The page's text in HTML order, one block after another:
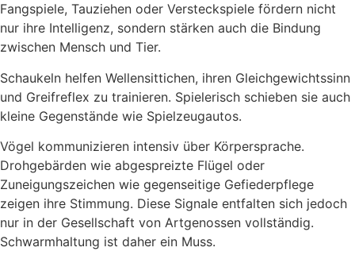
Fangspiele, Tauziehen oder Versteckspiele fördern nicht
nur ihre Intelligenz, sondern stärken auch die Bindung
zwischen Mensch und Tier.
Schaukeln helfen Wellensittichen, ihren Gleichgewichtssinn
und Greifreflex zu trainieren. Spielerisch schieben sie auch
kleine Gegenstände wie Spielzeugautos.
Vögel kommunizieren intensiv über Körpersprache.
Drohgebärden wie abgespreizte Flügel oder
Zuneigungszeichen wie gegenseitige Gefiederpflege
zeigen ihre Stimmung. Diese Signale entfalten sich jedoch
nur in der Gesellschaft von Artgenossen vollständig.
Schwarmhaltung ist daher ein Muss.